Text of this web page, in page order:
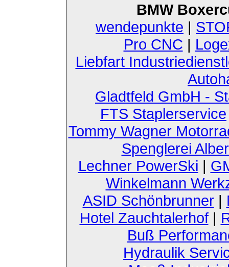
BMW
wendepunkte |
Pro CNC |
Liebfart
Gladtfeld GmbH -
FTS Staplerservice
Tommy Wagner
Spenglerei
Lechner PowerSki |
Winkelmann
ASID Schönbrunner|
Hotel Zauchtalerhof|
Buß
Hydraulik